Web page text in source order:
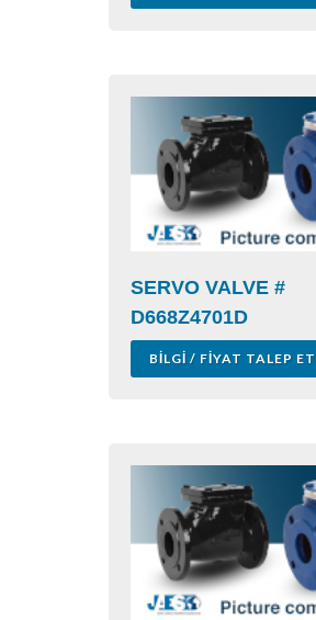
SERVO VALVE #
D668Z4701D
BILGI / FIYAT TALEP ET